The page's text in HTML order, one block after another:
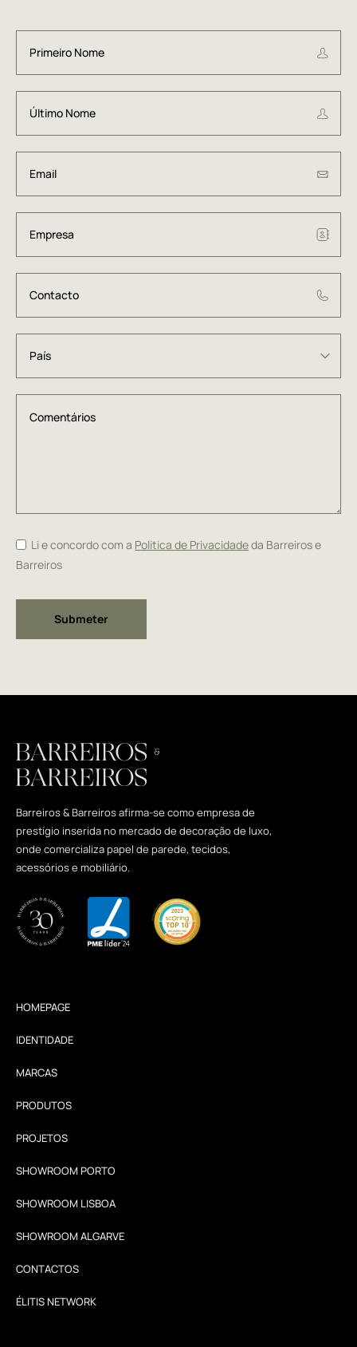
Li e concordo com a Politica de Privacidadeda Barreiros e
Barreiros
Barreiros & Barreiros afirma-se como empresa de
prestígio inserida no mercado de decoração de luxo,
onde comercializa papel de parede, tecidos,
acessórios e mobiliário.
HOMEPAGE
IDENTIDADE
MARCAS
PRODUTOS
PROJETOS
SHOWROOM PORTO
SHOWROOM LISBOA
SHOWROOM ALGARVE
CONTACTOS
ÉLITIS NETWORK